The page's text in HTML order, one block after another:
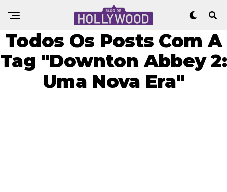
Todos Os Posts Com A
Tag "Downton Abbey 2:
Uma Nova Era"